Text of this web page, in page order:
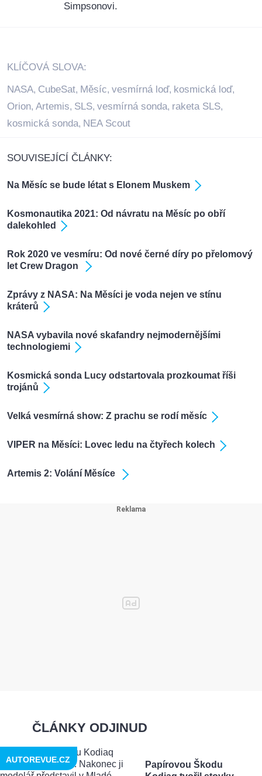
Simpsonovi.
KLÍČOVÁ SLOVA:
NASA, CubeSat, Měsíc, vesmírná loď, kosmická loď,
Orion, Artemis, SLS, vesmírná sonda, raketa SLS,
kosmická sonda, NEA Scout
SOUVISEJÍCÍ ČLÁNKY:
Na Měsíc se bude létat s Elonem Muskem
Kosmonautika 2021: Od návratu na Měsíc po obří
dalekohled
Rok 2020 ve vesmíru: Od nové černé díry po přelomový
let Crew Dragon
Zprávy z NASA: Na Měsíci je voda nejen ve stínu
kráterů
NASA vybavila nové skafandry nejmodernějšími
technologiemi
Kosmická sonda Lucy odstartovala prozkoumat říši
trojánů
Velká vesmírná show: Z prachu se rodí měsíc
VIPER na Měsíci: Lovec ledu na čtyřech kolech
Artemis 2: Volání Měsíce
ČLÁNKY ODJINUD
Papírovou Škodu
AUTOREVUE.CZ